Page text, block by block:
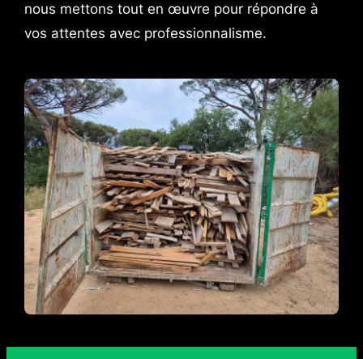
nous mettons tout en œuvre pour répondre à
vos attentes avec professionnalisme.